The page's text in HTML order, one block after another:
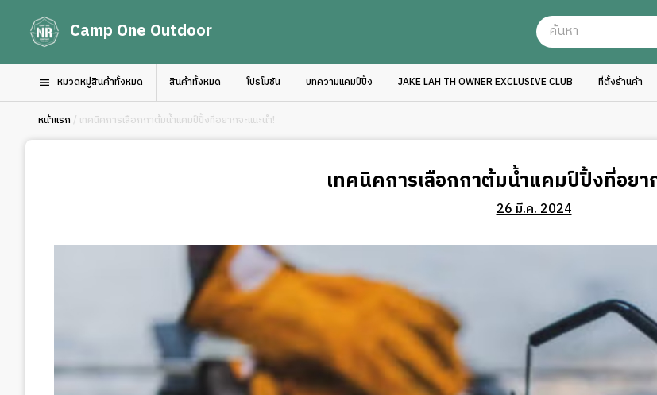
Camp One Outdoor
หมวดหมู่สินค้าทั้งหมด สินค้าทั้งหมด โปรโมชัน บทความแคมป์ปิ้ง JAKE LAH TH OWNER EXCLUSIVE CLUB ที่ตั้งร้านค้า
หน้าแรก / เทคนิคการเลือกกาต้มน้ำแคมป์ปิ้งที่อยากจะแนะนำ!
เทคนิคการเลือกกาต้มน้ำแคมป์ปิ้งที่อยา
26 มี.ค. 2024